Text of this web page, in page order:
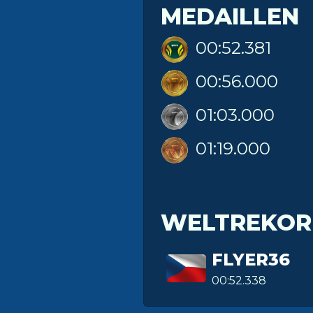
MEDAILLEN
00:52.381
00:56.000
01:03.000
01:19.000
FLYER36
00:52.338